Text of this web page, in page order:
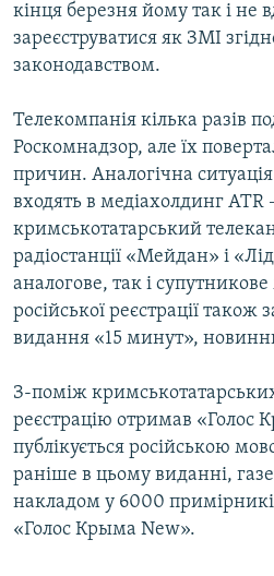
кінця березня йому так і не
зареєструватися як ЗМІ
законодавством.
Телекомпанія кілька разів
Роскомнадзор, але їх
причин. Аналогічна
входять в медіахолдинг ATR
кримськотатарський
радіостанції «Мейдан» і
аналогове, так і
російської реєстрації
видання «15 минут»,
З-поміж
реєстрацію отримав «Голос
публікується російською
раніше в цьому виданні,
накладом у 6000
«Голос Крыма New».